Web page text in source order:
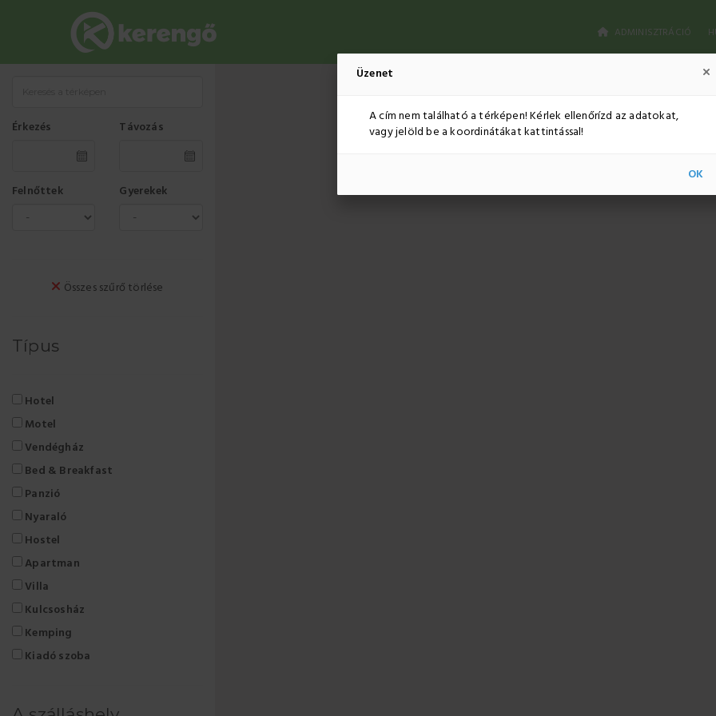
ADMINISZTRÁCIÓ
Érkezés Távozás
Felnőttek Gyerekek
Összes szűrő törlése
Típus
Hotel
Motel
Vendégház
Bed & Breakfast
Panzió
Nyaraló
Hostel
Apartman
Villa
Kulcsosház
Kemping
Kiadó szoba
Üzenet
A cím nem található a térképen! Kérlek ellenőrízd az adatokat,
vagy jelöld be a koordinátákat kattintással!
OK